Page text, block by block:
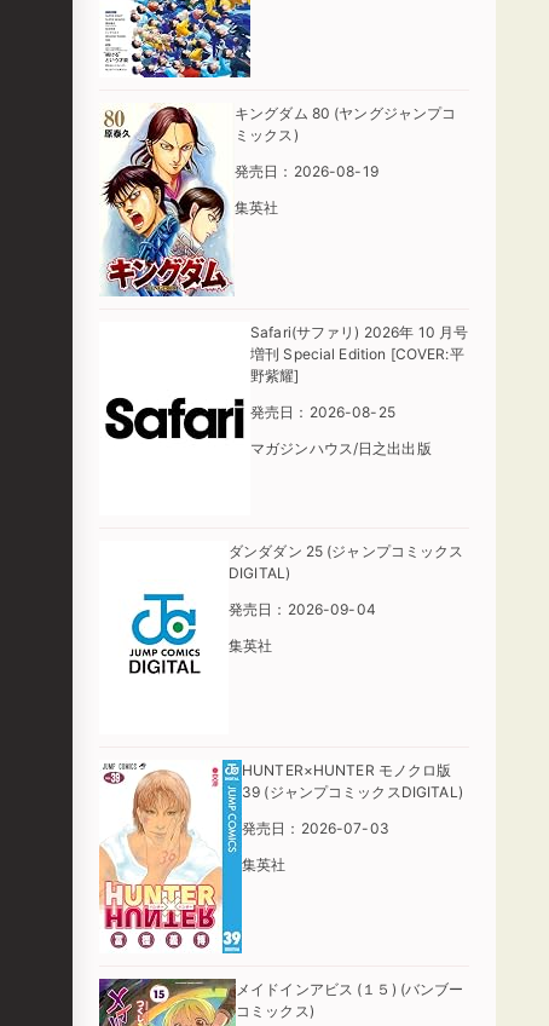
キングダム 80 (ヤングジャンプコ
ミックス)
発売日：2026-08-19
集英社
Safari(サファリ) 2026年 10 月号
増刊 Special Edition [COVER:平
野紫耀]
発売日：2026-08-25
マガジンハウス/日之出出版
ダンダダン 25 (ジャンプコミックス
DIGITAL)
発売日：2026-09-04
集英社
HUNTER×HUNTER モノクロ版
39 (ジャンプコミックスDIGITAL)
発売日：2026-07-03
集英社
メイドインアビス (１５) (バンブー
コミックス)